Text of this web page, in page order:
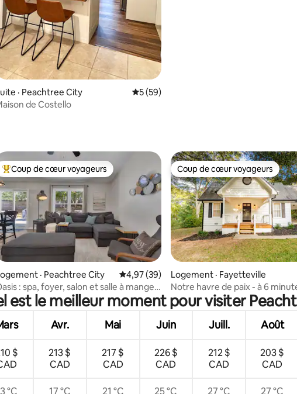
· Peachtree City Note moyenne de 5 sur 5, 59
5 (59)
de Costello
de 4,96 sur 5, 85 commentaires
Coup de cœur voyageurs parmi les plus aimés
Coup de cœur voyageurs
· Peachtree City Note moyenne de 4,97 sur 5, 39
4,97 (39)
: spa, foyer, salon et salle à manger
Coup de cœur voyageurs
Coup de cœur voyageurs
Logement · Fayetteville
Notre havre de paix - à 6
studios Trilith
est le meilleur moment pour visiter
Avr. Mai Juin Juill. Août
$
213 $
CAD
217 $
CAD
226 $
CAD
212 $
CAD
203 $
CAD
°C 17 °C 21 °C 25 °C 27 °C 27 °C